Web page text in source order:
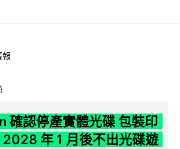
報
確認停產實體光碟 包裝印
2028 年 1 月後不出光碟遊